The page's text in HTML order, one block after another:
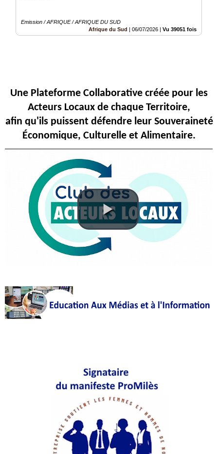
Vidéos
propos
Adhésion
partenaire
Accès
administration
boutique
Emission / AFRIQUE / AFRIQUE DU SUD
Afrique du Sud
06/07/2026 Vu 39051 fois
Une Plateforme Collaborative créée pour les
Acteurs Locaux de chaque Territoire,
afin qu'ils puissent défendre leur Souveraineté
Économique, Culturelle et Alimentaire.